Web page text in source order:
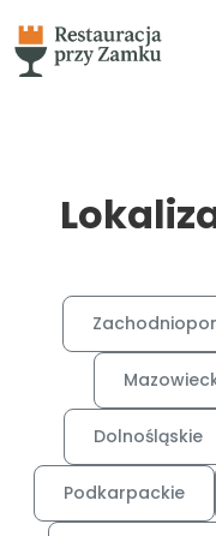
Dolnośląskie
Podkarpackie